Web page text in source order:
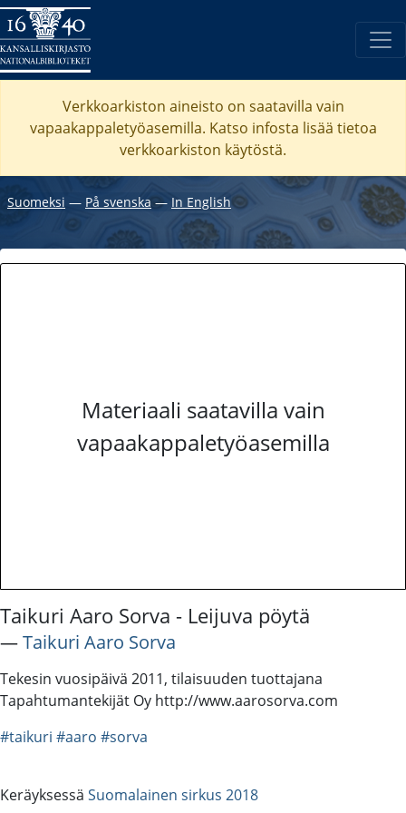
Verkkoarkiston aineisto on saatavilla vain
vapaakappaletyöasemilla. Katso infosta lisää tietoa
verkkoarkiston käytöstä.
Suomeksi ― På svenska ― In English
Materiaali saatavilla vain
vapaakappaletyöasemilla
Taikuri Aaro Sorva - Leijuva pöytä
―Taikuri Aaro Sorva
Tekesin vuosipäivä 2011, tilaisuuden tuottajana
Tapahtumantekijät Oy http://www.aarosorva.com
#taikuri #aaro #sorva
Keräyksessä Suomalainen sirkus 2018